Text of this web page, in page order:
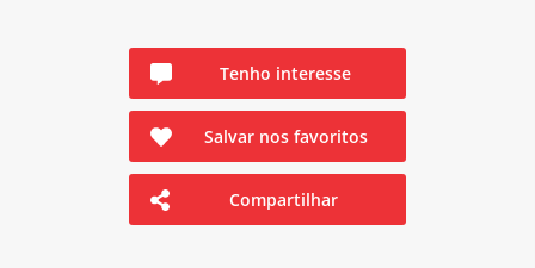
Tenho interesse
Salvar nos favoritos
Compartilhar